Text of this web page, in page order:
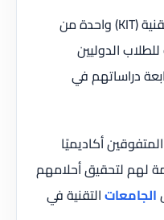
تعتبر منحة جامعة كارلسروه التقنية (KIT) واحدة من
الدوليين
دراساتهم في
أكاديميًا
لهم لتحقيق أحلامهم
الجامعاتالتقنية في